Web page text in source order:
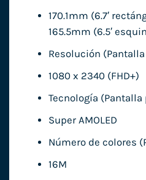
170.1mm (6.7′
165.5mm (6.5′
Resolución
1080 x 2340 (FHD+)
Tecnología
Super AMOLED
Número de colores
16M